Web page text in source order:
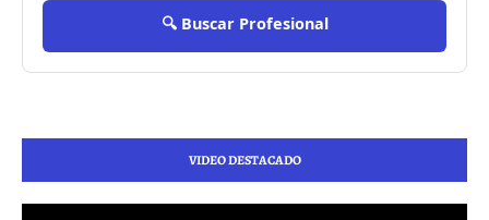
🔍 Buscar Profesional
VIDEO DESTACADO